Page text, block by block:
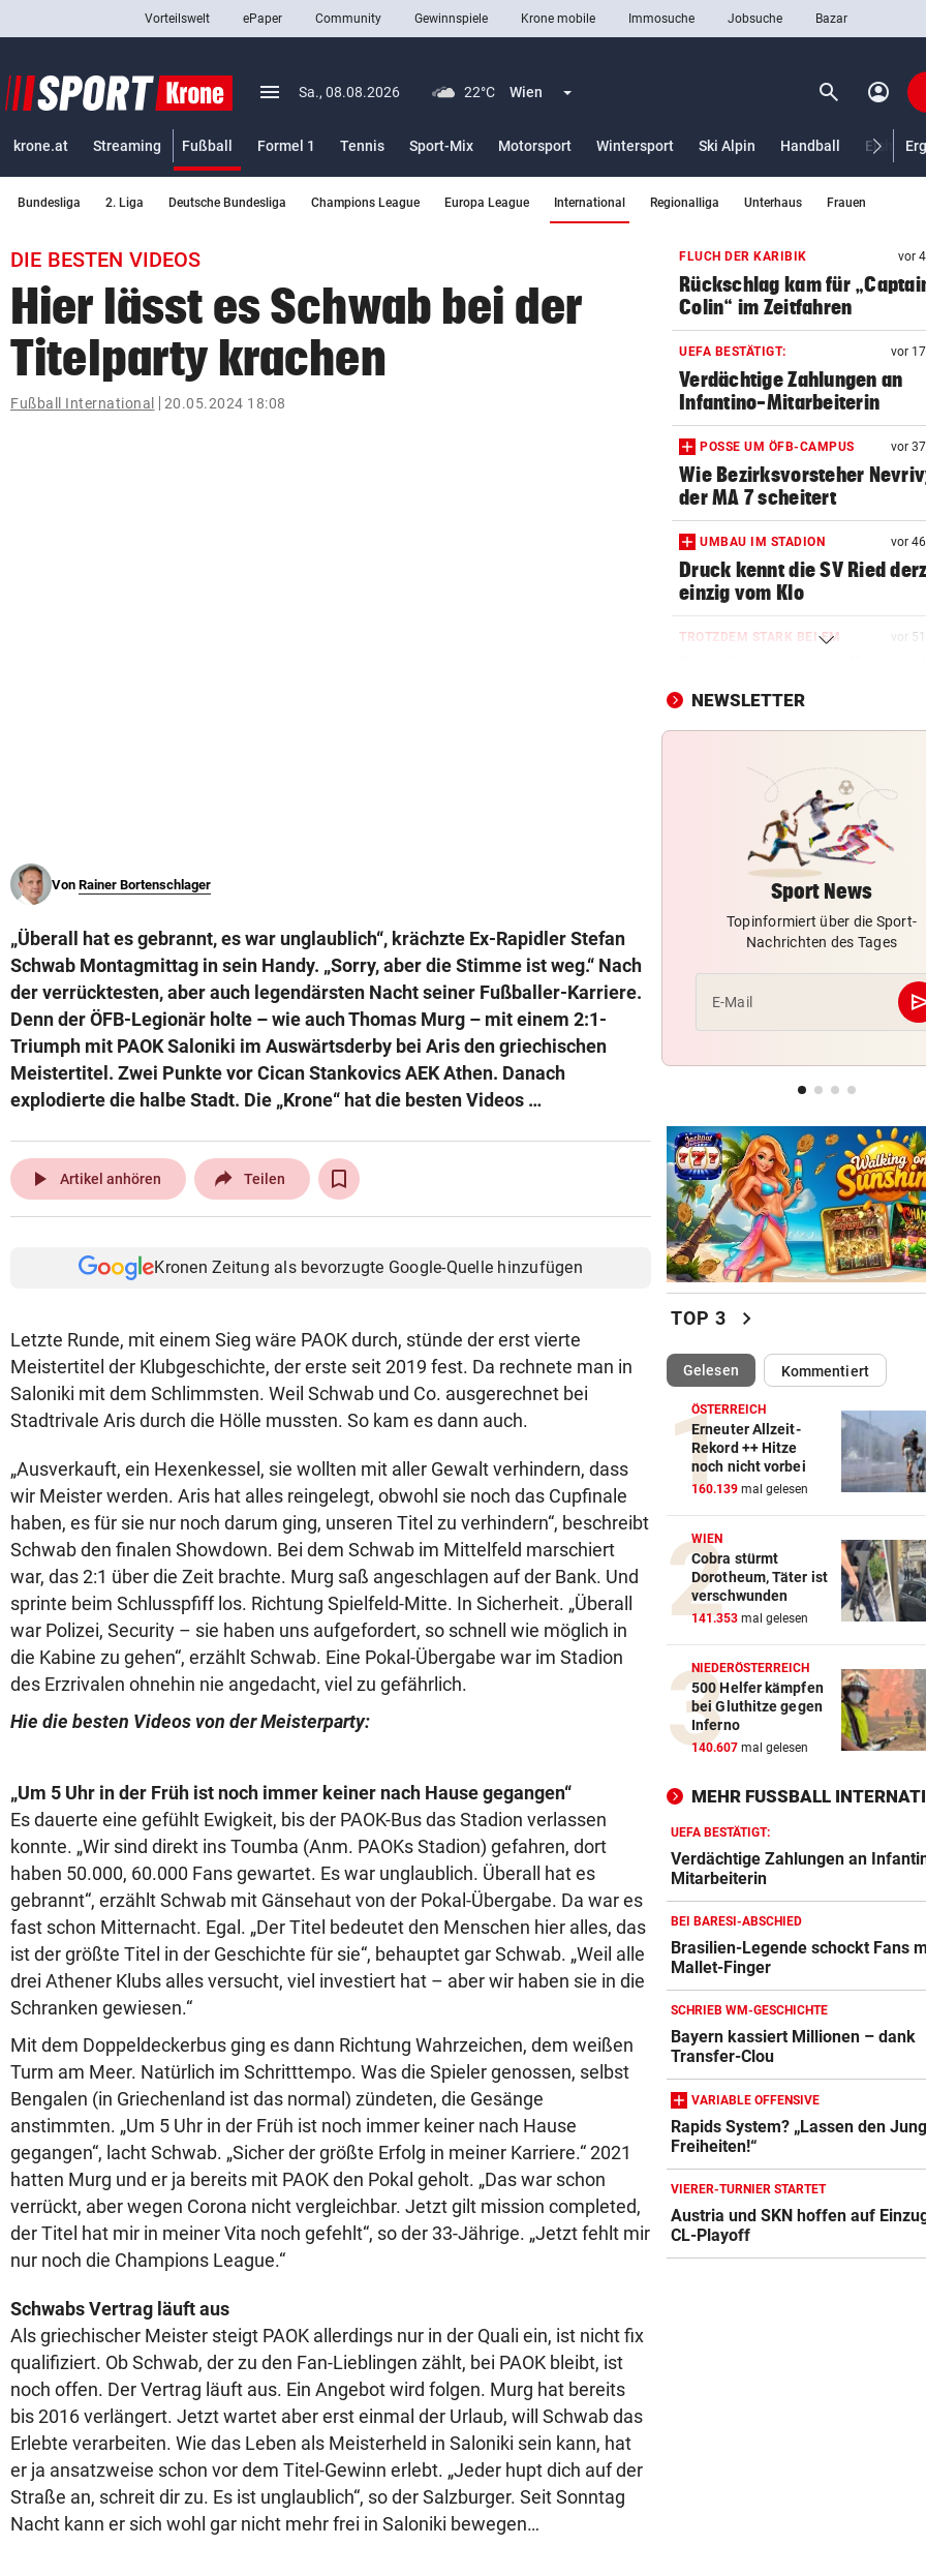
closeSchließen
Abonnieren
bookmark
search
Suchbegriff
eingeben
Vorteilswelt ePaper Community Gewinnspiele Krone mobile Immosuche Jobsuche Bazar
menu Menü aufklappen
Sa., 08.08.2026 22°C Wien Menü aufklappen search Suchen
account_circle
krone.at Streaming Fußball
Formel 1
Tennis Sport-Mix Motorsport Wintersport Ski Alpin Handball
Bundesliga 2. Liga Deutsche Bundesliga Champions League Europa League International Regionalliga Unterhaus Frauen
DIE BESTEN VIDEOS
Hier lässt es Schwab bei der
Titelparty krachen
Fußball International 20.05.2024 18:08
Von Rainer Bortenschlager
„Überall hat es gebrannt, es war unglaublich“, krächzte Ex-Rapidler Stefan
Schwab Montagmittag in sein Handy. „Sorry, aber die Stimme ist weg.“ Nach
der verrücktesten, aber auch legendärsten Nacht seiner Fußballer-Karriere.
Denn der ÖFB-Legionär holte – wie auch Thomas Murg – mit einem 2:1-
Triumph mit PAOK Saloniki im Auswärtsderby bei Aris den griechischen
Meistertitel. Zwei Punkte vor Cican Stankovics AEK Athen. Danach
explodierte die halbe Stadt. Die „Krone“ hat die besten Videos …
play_arrow Artikel anhören Teilen
Kronen Zeitung als bevorzugte Google-Quelle hinzufügen
Letzte Runde, mit einem Sieg wäre PAOK durch, stünde der erst vierte
Meistertitel der Klubgeschichte, der erste seit 2019 fest. Da rechnete man in
Saloniki mit dem Schlimmsten. Weil Schwab und Co. ausgerechnet bei
Stadtrivale Aris durch die Hölle mussten. So kam es dann auch.
„Ausverkauft, ein Hexenkessel, sie wollten mit aller Gewalt verhindern, dass
wir Meister werden. Aris hat alles reingelegt, obwohl sie noch das Cupfinale
haben, es für sie nur noch darum ging, unseren Titel zu verhindern“, beschreibt
Schwab den finalen Showdown. Bei dem Schwab im Mittelfeld marschiert
war, das 2:1 über die Zeit brachte. Murg saß angeschlagen auf der Bank. Und
sprinte beim Schlusspfiff los. Richtung Spielfeld-Mitte. In Sicherheit. „Überall
war Polizei, Security – sie haben uns aufgefordert, so schnell wie möglich in
die Kabine zu gehen“, erzählt Schwab. Eine Pokal-Übergabe war im Stadion
des Erzrivalen ohnehin nie angedacht, viel zu gefährlich.
Hie die besten Videos von der Meisterparty:
„Um 5 Uhr in der Früh ist noch immer keiner nach Hause gegangen“
Es dauerte eine gefühlt Ewigkeit, bis der PAOK-Bus das Stadion verlassen
konnte. „Wir sind direkt ins Toumba (Anm. PAOKs Stadion) gefahren, dort
haben 50.000, 60.000 Fans gewartet. Es war unglaublich. Überall hat es
gebrannt“, erzählt Schwab mit Gänsehaut von der Pokal-Übergabe. Da war es
fast schon Mitternacht. Egal. „Der Titel bedeutet den Menschen hier alles, das
ist der größte Titel in der Geschichte für sie“, behauptet gar Schwab. „Weil alle
drei Athener Klubs alles versucht, viel investiert hat – aber wir haben sie in die
Schranken gewiesen.“
Mit dem Doppeldeckerbus ging es dann Richtung Wahrzeichen, dem weißen
Turm am Meer. Natürlich im Schritttempo. Was die Spieler genossen, selbst
Bengalen (in Griechenland ist das normal) zündeten, die Gesänge
anstimmten. „Um 5 Uhr in der Früh ist noch immer keiner nach Hause
gegangen“, lacht Schwab. „Sicher der größte Erfolg in meiner Karriere.“ 2021
hatten Murg und er ja bereits mit PAOK den Pokal geholt. „Das war schon
verrückt, aber wegen Corona nicht vergleichbar. Jetzt gilt mission completed,
der Titel hat mir in meiner Vita noch gefehlt“, so der 33-Jährige. „Jetzt fehlt mir
nur noch die Champions League.“
Schwabs Vertrag läuft aus
Als griechischer Meister steigt PAOK allerdings nur in der Quali ein, ist nicht fix
qualifiziert. Ob Schwab, der zu den Fan-Lieblingen zählt, bei PAOK bleibt, ist
noch offen. Der Vertrag läuft aus. Ein Angebot wird folgen. Murg hat bereits
bis 2016 verlängert. Jetzt wartet aber erst einmal der Urlaub, will Schwab das
Erlebte verarbeiten. Wie das Leben als Meisterheld in Saloniki sein kann, hat
er ja ansatzweise schon vor dem Titel-Gewinn erlebt. „Jeder hupt dich auf der
Straße an, schreit dir zu. Es ist unglaublich“, so der Salzburger. Seit Sonntag
Nacht kann er sich wohl gar nicht mehr frei in Saloniki bewegen…
FLUCH DER KARIBIK vor
Rückschlag kam für
Colin“ im Zeitfahren
UEFA BESTÄTIGT: vor
Verdächtige Zahlungen an
Infantino-Mitarbeiterin
POSSE UM ÖFB-CAMPUS vor
Wie Bezirksvorsteher
der MA 7 scheitert
UMBAU IM STADION vor
Druck kennt die SV Ried
einzig vom Klo
TROTZDEM STARK BEI EM vor
„War echt blöd“
HEIL KEHRT HEIM
alles gegeben!“
LISL PERKAUS
Wienerin stieß vor 100
Rekord für Ewigkeit
NACH FRANKFURT-WECHSEL
Klepeisz:
ich haben wollte“
Ausrufezeichen!“
Bullen-Ass: „Dann würde
gegen den WAC jubeln!“
NEWSLETTER
Sport News
Topinformiert über die Sport-
Nachrichten des Tages
E-Mail
TOP 3 chevron_right
Gelesen(ausgewählt)Kommentiert
ÖSTERREICH
Erneuter Allzeit-
Rekord ++ Hitze
noch nicht vorbei
160.139 mal gelesen
WIEN
Cobra stürmt
Dorotheum, Täter ist
verschwunden
141.353 mal gelesen
NIEDERÖSTERREICH
500 Helfer kämpfen
bei Gluthitze gegen
Inferno
140.607 mal gelesen
MEHR FUSSBALL
UEFA BESTÄTIGT:
Verdächtige Zahlungen an
Mitarbeiterin
BEI BARESI-ABSCHIED
Brasilien-Legende schockt Fans
Mallet-Finger
SCHRIEB WM-GESCHICHTE
Bayern kassiert Millionen – dank
Transfer-Clou
VARIABLE OFFENSIVE
Rapids System? „Lassen den
Freiheiten!“
VIERER-TURNIER STARTET
Austria und SKN hoffen auf
CL-Playoff